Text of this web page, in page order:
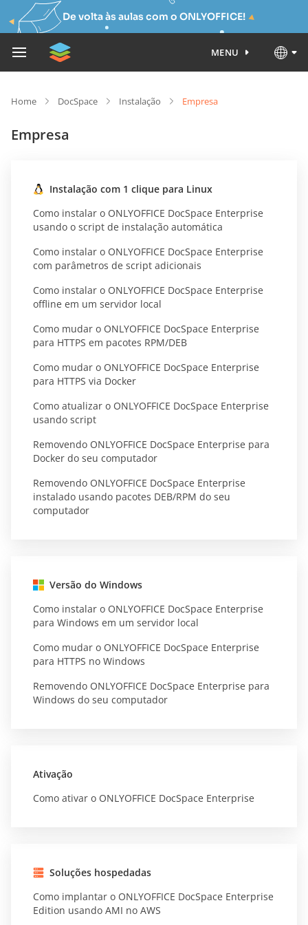
De volta às aulas com o ONLYOFFICE!
MENU
Home DocSpace Instalação Empresa
Empresa
Instalação com 1 clique para Linux
Como instalar o ONLYOFFICE DocSpace Enterprise
usando o script de instalação automática
Como instalar o ONLYOFFICE DocSpace Enterprise
com parâmetros de script adicionais
Como instalar o ONLYOFFICE DocSpace Enterprise
offline em um servidor local
Como mudar o ONLYOFFICE DocSpace Enterprise
para HTTPS em pacotes RPM/DEB
Como mudar o ONLYOFFICE DocSpace Enterprise
para HTTPS via Docker
Como atualizar o ONLYOFFICE DocSpace Enterprise
usando script
Removendo ONLYOFFICE DocSpace Enterprise para
Docker do seu computador
Removendo ONLYOFFICE DocSpace Enterprise
instalado usando pacotes DEB/RPM do seu
computador
Versão do Windows
Como instalar o ONLYOFFICE DocSpace Enterprise
para Windows em um servidor local
Como mudar o ONLYOFFICE DocSpace Enterprise
para HTTPS no Windows
Removendo ONLYOFFICE DocSpace Enterprise para
Windows do seu computador
Ativação
Como ativar o ONLYOFFICE DocSpace Enterprise
Soluções hospedadas
Como implantar o ONLYOFFICE DocSpace Enterprise
Edition usando AMI no AWS